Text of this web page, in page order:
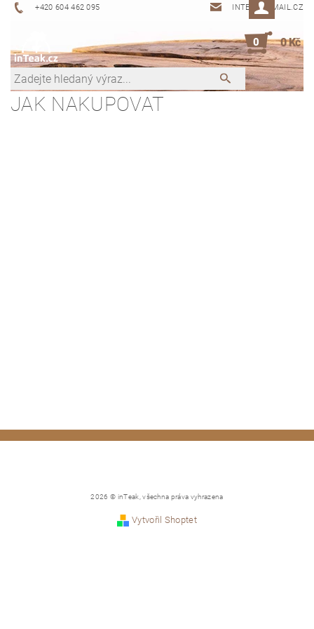
+420 604 462 095 INTEAK@EMAIL.CZ
0 0 Kč
JAK NAKUPOVAT
2026 © inTeak, všechna práva vyhrazena
Vytvořil Shoptet